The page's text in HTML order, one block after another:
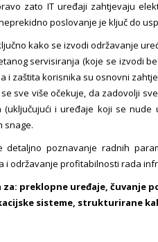
zato IT uređaji zahtjevaju
poslovanje je ključ do
kako se izvodi održavanje
servisiranja (koje se izvodi
i zaštita korisnika su osnovni
sve više očekuje, da zadovolji
i uređaje koji se nude
snage.
detaljno poznavanje radnih
i održavanje profitabilnosti rada
za: preklopne uređaje, čuvanje
sisteme, strukturirane